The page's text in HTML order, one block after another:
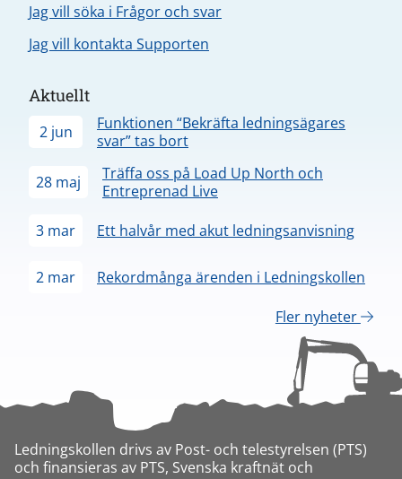
Jag vill söka i Frågor och svar
Jag vill kontakta Supporten
Aktuellt
2 jun
Funktionen “Bekräfta ledningsägares
svar” tas bort
28 maj
Träffa oss på Load Up North och
Entreprenad Live
3 mar
Ett halvår med akut ledningsanvisning
2 mar
Rekordmånga ärenden i Ledningskollen
Fler nyheter
Ledningskollen drivs av Post- och telestyrelsen (PTS)
och finansieras av PTS, Svenska kraftnät och